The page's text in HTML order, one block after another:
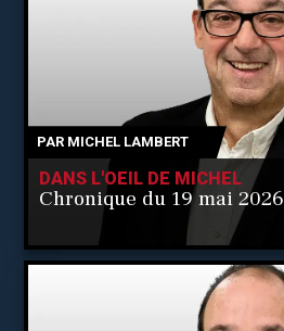
PAR MICHEL LAMBERT
DANS L'OEIL DE MICHEL
Chronique du 19 mai 2026